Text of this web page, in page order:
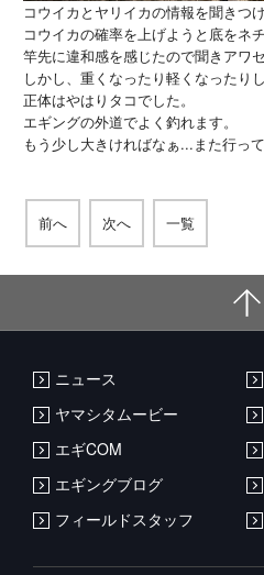
コウイカとヤリイカの情報を聞きつ
コウイカの確率を上げようと底をネ
竿先に違和感を感じたので聞きアワ
しかし、重くなったり軽くなったり
正体はやはりタコでした。
エギングの外道でよく釣れます。
もう少し大きければなぁ...また行って
前へ 次へ 一覧
ニュース
ヤマシタムービー
エギCOM
エギングブログ
フィールドスタッフ